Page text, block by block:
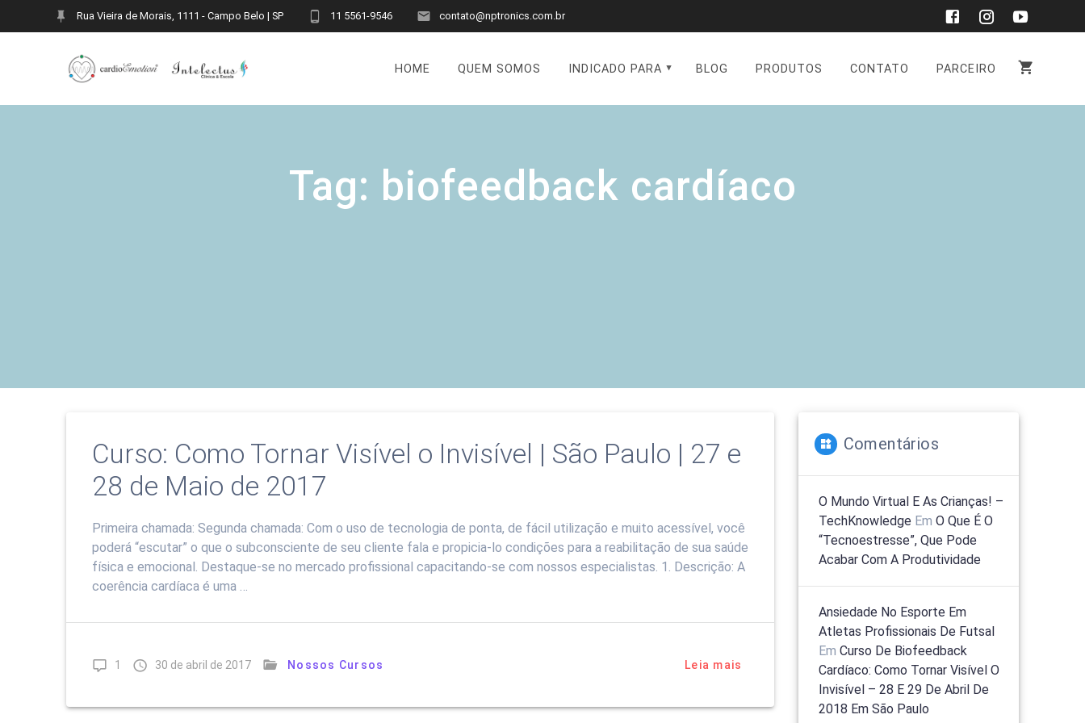
Rua Vieira de Morais, 1111 - Campo Belo | SP 11 5561-9546 contato@nptronics.com.br
HOME QUEM SOMOS INDICADO PARA BLOG PRODUTOS CONTATO PARCEIRO
Tag: biofeedback cardíaco
Curso: Como Tornar Visível o Invisível | São Paulo | 27 e
28 de Maio de 2017
Primeira chamada: Segunda chamada: Com o uso de tecnologia de ponta, de fácil utilização e muito acessível, você
poderá “escutar” o que o subconsciente de seu cliente fala e propicia-lo condições para a reabilitação de sua saúde
física e emocional. Destaque-se no mercado profissional capacitando-se com nossos especialistas. 1. Descrição: A
coerência cardíaca é uma …
1 30 de abril de 2017 Nossos Cursos Leia mais
Comentários
O Mundo Virtual E As Crianças! –
TechKnowledge EmO Que É O
“tecnoestresse”, Que Pode
Acabar Com A Produtividade
Ansiedade No Esporte Em
Atletas Profissionais De Futsal
EmCurso De Biofeedback
Cardíaco: Como Tornar Visível O
Invisível – 28 E 29 De Abril De
2018 Em São Paulo